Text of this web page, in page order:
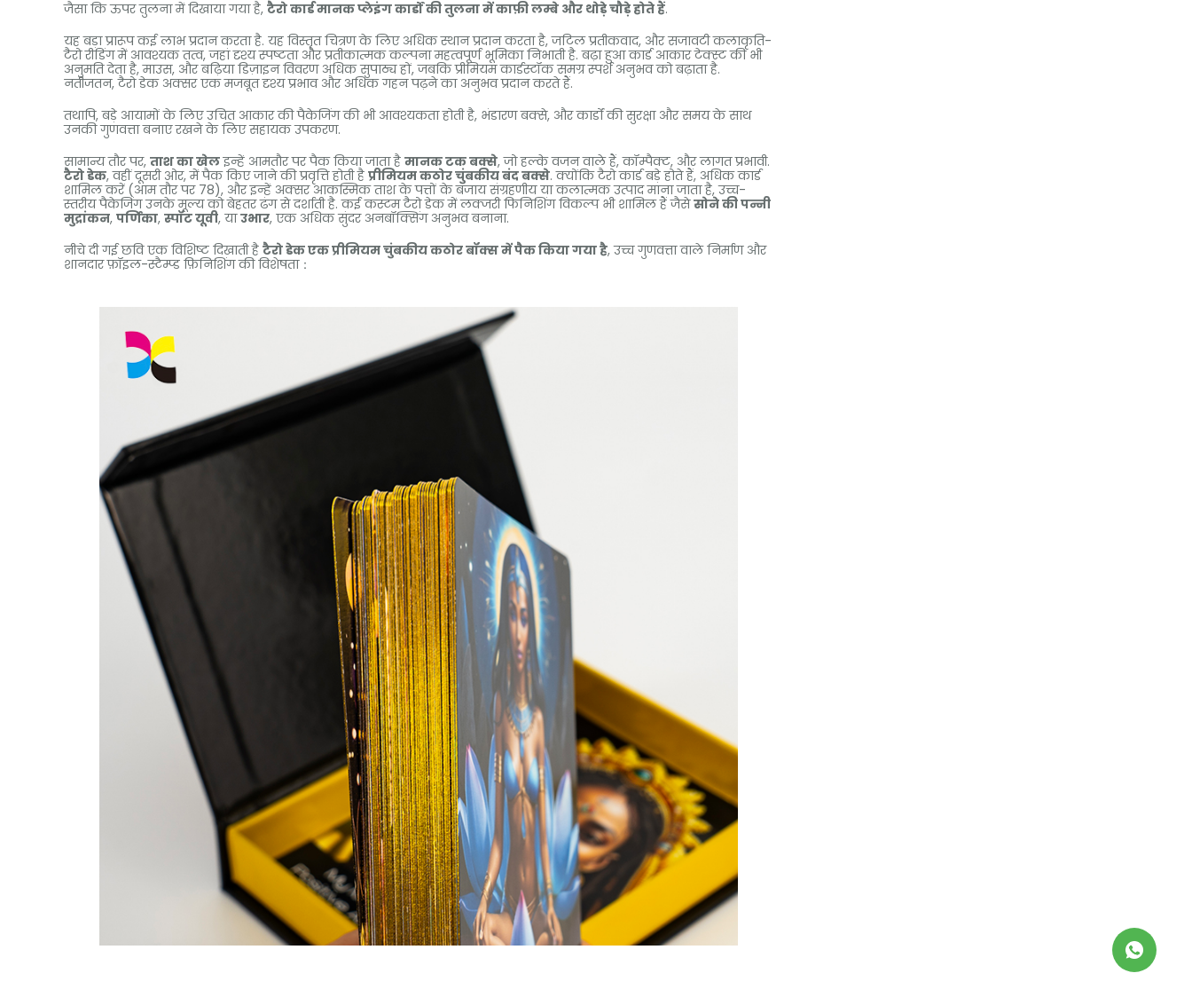
जैसा कि ऊपर तुलना में दिखाया गया है, टैरो कार्ड मानक प्लेइंग कार्डों की तुलना में काफ़ी लम्बे और थोड़े चौड़े होते हैं.
यह बड़ा प्रारूप कई लाभ प्रदान करता है. यह विस्तृत चित्रण के लिए अधिक स्थान प्रदान करता है, जटिल प्रतीकवाद, और सजावटी कलाकृति-
टैरो रीडिंग में आवश्यक तत्व, जहां दृश्य स्पष्टता और प्रतीकात्मक कल्पना महत्वपूर्ण भूमिका निभाती है. बढ़ा हुआ कार्ड आकार टेक्स्ट की भी
अनुमति देता है, माउस, और बढ़िया डिज़ाइन विवरण अधिक सुपाठ्य हों, जबकि प्रीमियम कार्डस्टॉक समग्र स्पर्श अनुभव को बढ़ाता है.
नतीजतन, टैरो डेक अक्सर एक मजबूत दृश्य प्रभाव और अधिक गहन पढ़ने का अनुभव प्रदान करते हैं.
तथापि, बड़े आयामों के लिए उचित आकार की पैकेजिंग की भी आवश्यकता होती है, भंडारण बक्से, और कार्डों की सुरक्षा और समय के साथ
उनकी गुणवत्ता बनाए रखने के लिए सहायक उपकरण.
सामान्य तौर पर, ताश का खेलइन्हें आमतौर पर पैक किया जाता है मानक टक बक्से, जो हल्के वजन वाले हैं, कॉम्पैक्ट, और लागत प्रभावी.
टैरो डेक, वहीं दूसरी ओर, में पैक किए जाने की प्रवृत्ति होती है प्रीमियम कठोर चुंबकीय बंद बक्से. क्योंकि टैरो कार्ड बड़े होते हैं, अधिक कार्ड
शामिल करें (आम तौर पर 78), और इन्हें अक्सर आकस्मिक ताश के पत्तों के बजाय संग्रहणीय या कलात्मक उत्पाद माना जाता है, उच्च-
स्तरीय पैकेजिंग उनके मूल्य को बेहतर ढंग से दर्शाती है. कई कस्टम टैरो डेक में लक्जरी फिनिशिंग विकल्प भी शामिल हैं जैसेसोने की पन्नी
मुद्रांकन, पर्णिका, स्पॉट यूवी, याउभार, एक अधिक सुंदर अनबॉक्सिंग अनुभव बनाना.
नीचे दी गई छवि एक विशिष्ट दिखाती है टैरो डेक एक प्रीमियम चुंबकीय कठोर बॉक्स में पैक किया गया है, उच्च गुणवत्ता वाले निर्माण और
शानदार फ़ॉइल-स्टैम्प्ड फ़िनिशिंग की विशेषता：